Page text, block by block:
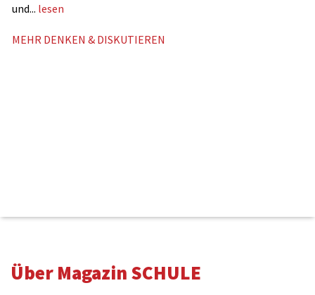
und... lesen
MEHR DENKEN & DISKUTIEREN
Name(benötigt)
Über Magazin SCHULE